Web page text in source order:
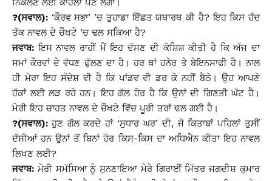
ਨਿਕਲਣ ਲਈ ਕਾਹਲਾ ਪੈਣ ਲੱਗਾ।
?(ਸਵਾਲ): ‘ਕੌਰਵ ਸਭਾ’ ’ਚ ਤੁਹਾਡਾ ਇੱਛਤ ਯਥਾਰਥ ਕੀ ਹੈ? ਇਹ ਕਿਸ ਹੱਦ
ਤੱਕ ਨਾਵਲ ਦੇ ਚੌਖਟੇ ’ਚ ਢਲ ਸਕਿਆ ਹੈ?
ਜਵਾਬ: ਇਸ ਨਾਵਲ ਰਾਹੀਂ ਮੈਂ ਇਹ ਦੱਸਣ ਦੀ ਕੋਸ਼ਿਸ਼ ਕੀਤੀ ਹੈ ਕਿ ਅੱਜ ਦਾ
ਸਮਾਂ ਕੌਰਵਾਂ ਦੇ ਵੱਧਣ ਫੁੱਲਣ ਦਾ ਹੈ। ਹਰ ਥਾਂ ਹਨੇਰ ਤੇ ਬੇਇਨਸਾਫੀ ਹੈ। ਨਾਲ
ਹੀ ਮੇਰਾ ਇਹ ਸੰਦੇਸ਼ ਵੀ ਹੈ ਕਿ ਪਾਂਡਵ ਵੀ ਡਰ ਕੇ ਨਹੀਂ ਬੈਠੇ। ਉਹ ਆਪਣੇ
ਹੱਕਾਂ ਲਈ ਲੜ ਰਹੇ ਹਨ। ਇਹ ਗੱਲ ਹੋਰ ਹੈ ਕਿ ਉਨਾਂ ਦੀ ਗਿਣਤੀ ਘੱਟ ਹੈ।
ਮੇਰੀ ਇਹ ਚਾਹਤ ਨਾਵਲ ਦੇ ਚੌਖਟੇ ਵਿੱਚ ਪੂਰੀ ਤਰਾਂ ਢਲ ਗਈ ਹੈ।
?(ਸਵਾਲ): ਹੁਣ ਗੱਲ ਕਰਦੇ ਹਾਂ ‘ਸੁਧਾਰ ਘਰ’ ਦੀ, ਜੋ ਕਿਤਾਬਾਂ ਪਹਿਲਾਂ ਤੁਸੀਂ
ਦੱਸੀਆਂ ਹਨ ਉਨਾਂ ਤੋਂ ਬਿਨਾਂ ਹੋਰ ਕਿਸ-ਕਿਸ ਦਾ ਅਧਿਐਨ ਕੀਤਾ ਇਹ ਨਾਵਲ
ਲਿਖਣ ਲਈ?
ਜਵਾਬ: ਮੇਰੀ ਸਮੱਸਿਆ ਨੂੰ ਸੁਨਣਾਇਆ ਮੇਰੇ ਗਿਰਾਈਂ ਮਿੱਤਰ ਜਗਦੀਸ਼ ਕੁਮਾਰ